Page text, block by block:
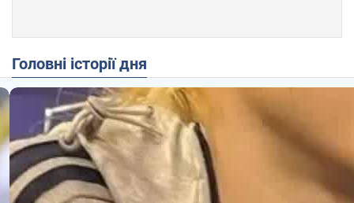
Головні історії дня